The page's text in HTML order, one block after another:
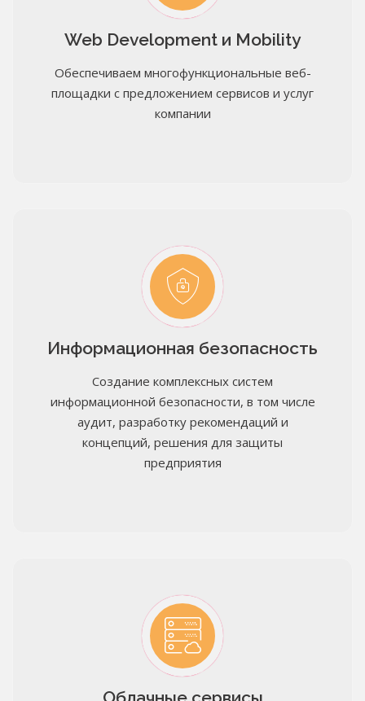
Web Development и Mobility
Обеспечиваем многофункциональные веб-
площадки с предложением сервисов и услуг
компании
Информационная безопасность
Создание комплексных систем
информационной безопасности, в том числе
аудит, разработку рекомендаций и
концепций, решения для защиты
предприятия